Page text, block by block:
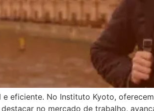
eficiente. No Instituto Kyoto,
no mercado de trabalho,